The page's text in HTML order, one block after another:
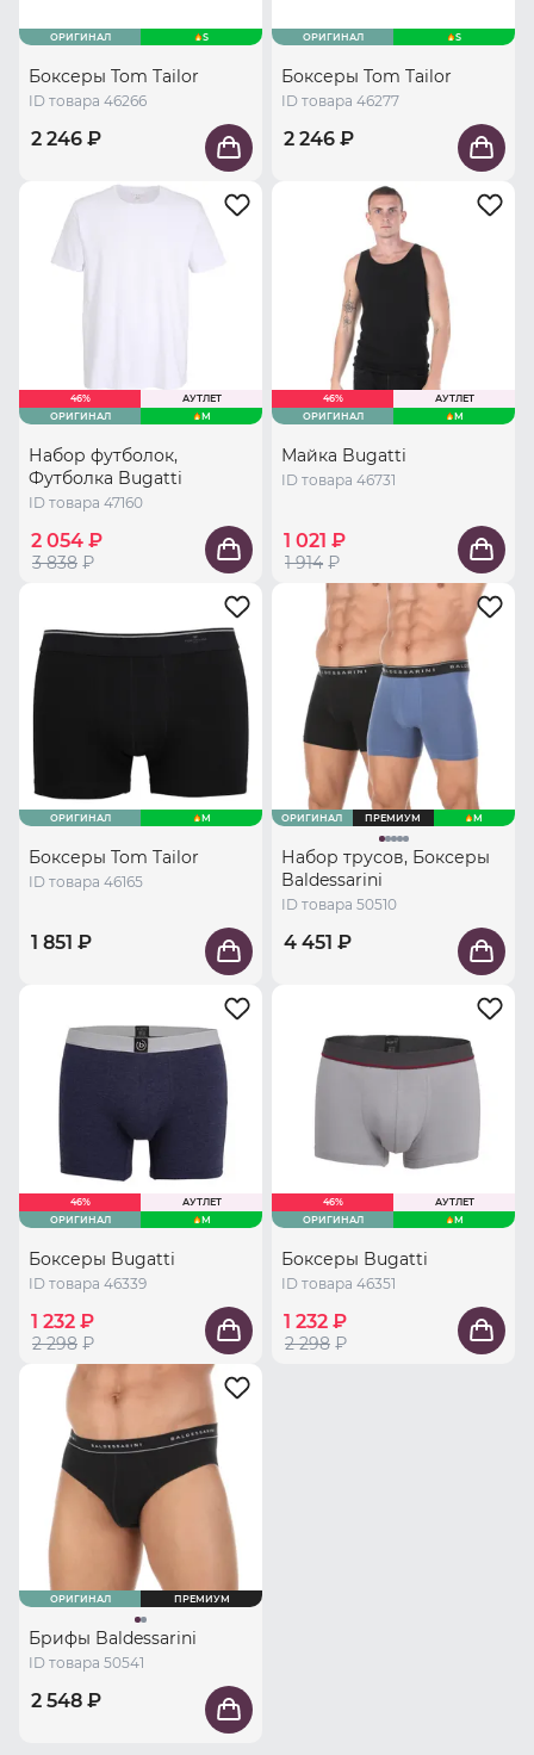
ОРИГИНАЛ S
Боксеры Tom Tailor
ID товара 46266
2 246 ₽
ОРИГИНАЛ S
Боксеры Tom Tailor
ID товара 46277
2 246 ₽
46%
АУТЛЕТ
ОРИГИНАЛ
M
Набор футболок,
Футболка Bugatti
ID товара 47160
2 054 ₽
3 838 ₽
46%
АУТЛЕТ
ОРИГИНАЛ
M
Майка Bugatti
ID товара 46731
1 021 ₽
1 914 ₽
ОРИГИНАЛ M
Боксеры Tom Tailor
ID товара 46165
1 851 ₽
ОРИГИНАЛ ПРЕМИУМ M
Набор трусов, Боксеры
Baldessarini
ID товара 50510
4 451 ₽
46%
АУТЛЕТ
ОРИГИНАЛ
M
Боксеры Bugatti
ID товара 46339
1 232 ₽
2 298 ₽
46%
АУТЛЕТ
ОРИГИНАЛ
M
Боксеры Bugatti
ID товара 46351
1 232 ₽
2 298 ₽
ОРИГИНАЛ ПРЕМИУМ
Брифы Baldessarini
ID товара 50541
2 548 ₽